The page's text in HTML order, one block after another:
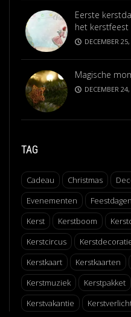
Eerste
het kerstfeest
DECEMBER
Magische
DECEMBER
TAG
Cadeau Christmas
Evenementen
Feestdagen
Kerst
Kerstboom
Kerstcircus
Kerstkaart
Kerstkaarten
Kerstmuziek
Kerstpakket
Kerstvakantie